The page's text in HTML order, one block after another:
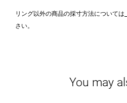
リング以外の商品の採寸方法については
さい。
You may